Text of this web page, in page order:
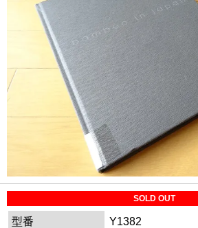
SOLD OUT
型番
Y1382